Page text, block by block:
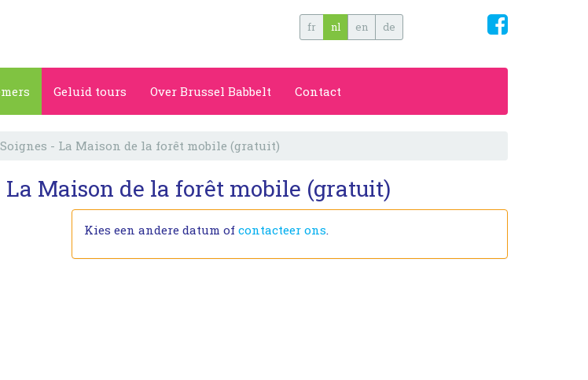
fr nl en de
Geluid tours Over Brussel Babbelt Contact
- La Maison de la forêt mobile (gratuit)
Maison de la forêt mobile (gratuit)
Kies een andere datum of contacteer ons